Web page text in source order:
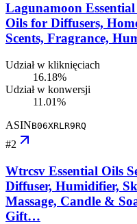
Lagunamoon
Oils for Diffusers,
Scents, Fragrance,
Udział w kliknięciach
16.18%
Udział w konwersji
11.01%
ASINB06XRLR9RQ
#2
Wtrcsv Essential Oils
Diffuser, Humidifier,
Massage, Candle &
Gift…